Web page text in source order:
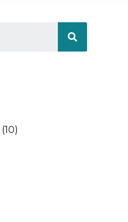
(10)